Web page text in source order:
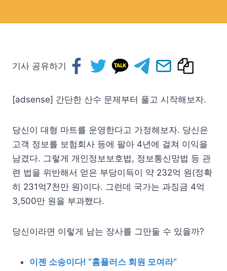
기사 공유하기
[adsense] 간단한 산수 문제부터 풀고 시작해보자.
당신이 대형 마트를 운영한다고 가정해보자. 당신은
고객 정보를 보험회사 등에 팔아 4년에 걸쳐 이익을
남겼다. 그렇게 개인정보보호법, 정보통신망법 등 관
련 법을 위반해서 얻은 부당이득이 약 232억 원(정확
히 231억7천만 원)이다. 그런데 국가는 과징금 4억
3,500만 원을 부과했다.
당신이라면 이렇게 남는 장사를 그만둘 수 있을까?
이젠 소송이다! “홈플러스 회원 모여라”